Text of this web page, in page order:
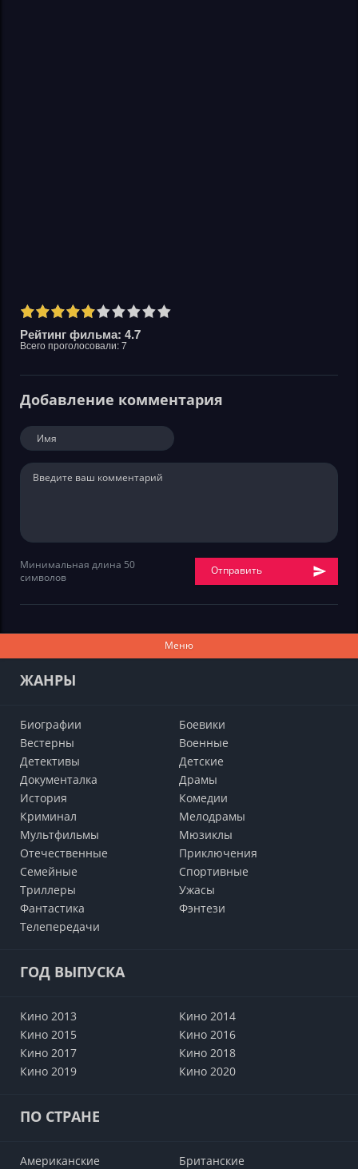
Рейтинг фильма: 4.7
Всего проголосовали:7
Добавление комментария
Минимальная длина 50
символов
Отправить
Меню
ЖАНРЫ
Биографии
Боевики
Вестерны
Военные
Детективы
Детские
Документалка
Драмы
История
Комедии
Криминал
Мелодрамы
Мультфильмы
Мюзиклы
Отечественные
Приключения
Семейные
Cпортивные
Триллеры
Ужасы
Фантастика
Фэнтези
Телепередачи
ГОД ВЫПУСКА
Кино 2013
Кино 2014
Кино 2015
Кино 2016
Кино 2017
Кино 2018
Кино 2019
Кино 2020
ПО СТРАНЕ
Американские
Британские